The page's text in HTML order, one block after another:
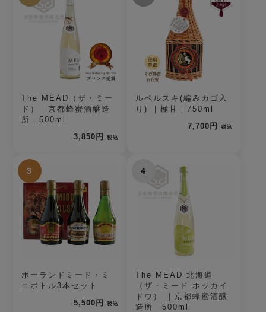
The MEAD（ザ・ミー
ド）｜京都蜂蜜酒醸造
所｜500ml
3,850円
税込
ルベルスキ(編みカゴ入
り) ｜極甘｜750ml
7,700円
税込
3
ポーランドミード・ミ
ニボトル3本セット
5,500円
税込
4
The MEAD 北海道
（ザ・ミード ホッカイ
ドウ） ｜京都蜂蜜酒醸
造所｜500ml